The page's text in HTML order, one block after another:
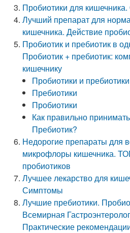
Пробиотики для
Лучший препарат для
кишечника. Действие
Пробиотик и пребиотик в
Пробиотик + пребиотик:
кишечнику
Пробиотики и
Пребиотики
Пробиотики
Как правильно
Пребиотик?
Недорогие препараты для
микрофлоры кишечника.
пробиотиков
Лучшее лекарство для
Симптомы
Лучшие пребиотики.
Всемирная
Практические